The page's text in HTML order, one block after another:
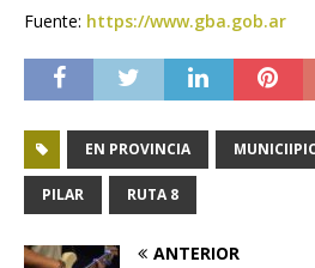
Fuente: https://www.gba.gob.ar
EN PROVINCIA
PILAR RUTA 8
ANTERIOR